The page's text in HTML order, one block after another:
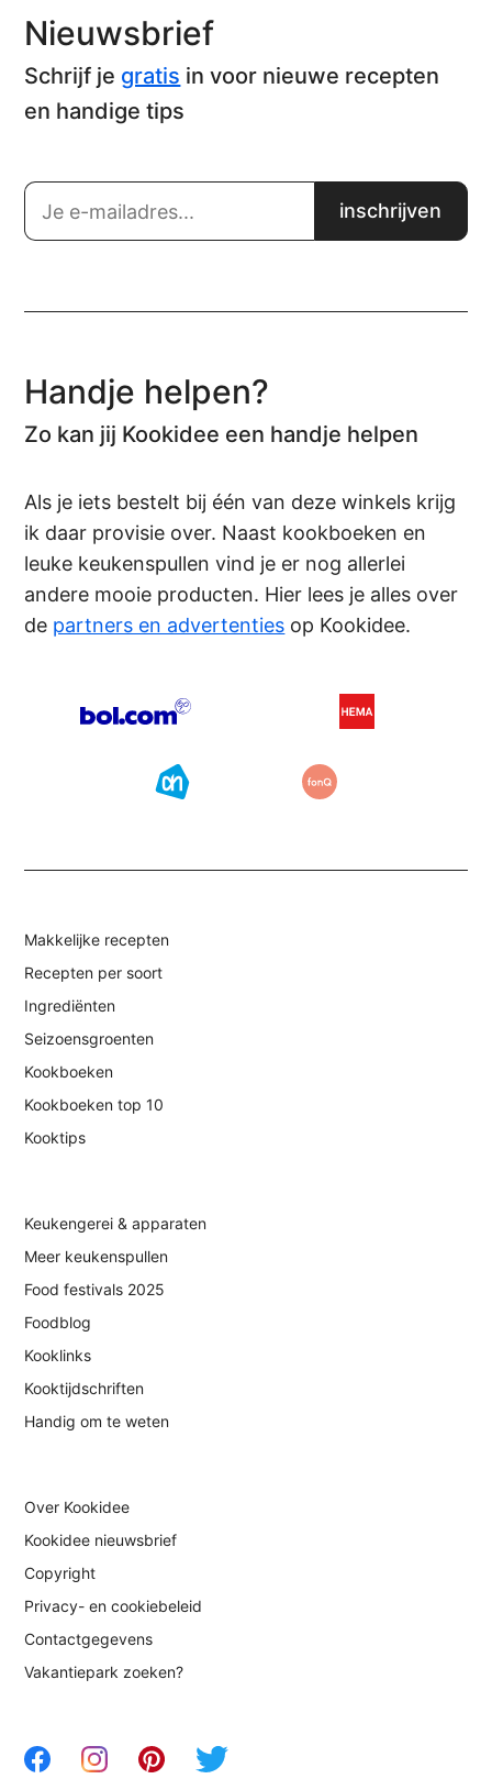
Nieuwsbrief
Schrijf je gratis in voor nieuwe recepten
en handige tips
Handje helpen?
Zo kan jij Kookidee een handje helpen
Als je iets bestelt bij één van deze winkels krijg
ik daar provisie over. Naast kookboeken en
leuke keukenspullen vind je er nog allerlei
andere mooie producten. Hier lees je alles over
de partners en advertenties op Kookidee.
Makkelijke recepten
Recepten per soort
Ingrediënten
Seizoensgroenten
Kookboeken
Kookboeken top 10
Kooktips
Keukengerei & apparaten
Meer keukenspullen
Food festivals 2025
Foodblog
Kooklinks
Kooktijdschriften
Handig om te weten
Over Kookidee
Kookidee nieuwsbrief
Copyright
Privacy- en cookiebeleid
Contactgegevens
Vakantiepark zoeken?